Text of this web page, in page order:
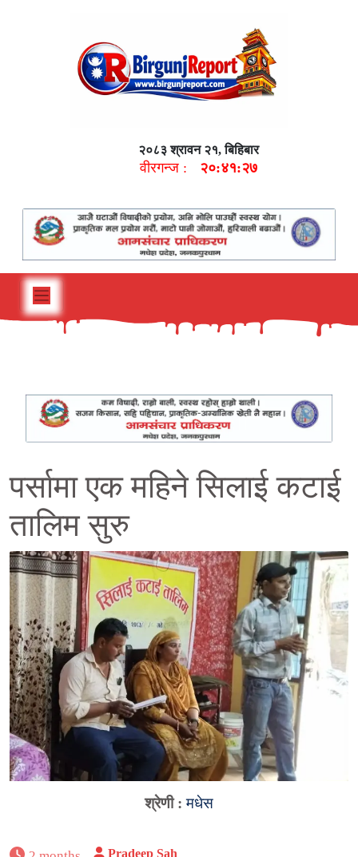
२०८३ श्रावन २१, बिहिबार
वीरगन्ज : २०:४१:२८
पर्सामा एक महिने सिलाई कटाई
तालिम सुरु
श्रेणी :मधेस
Pradeep Sah